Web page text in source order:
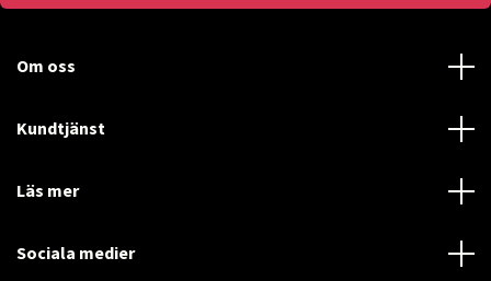
Om oss
Kundtjänst
Läs mer
Sociala medier